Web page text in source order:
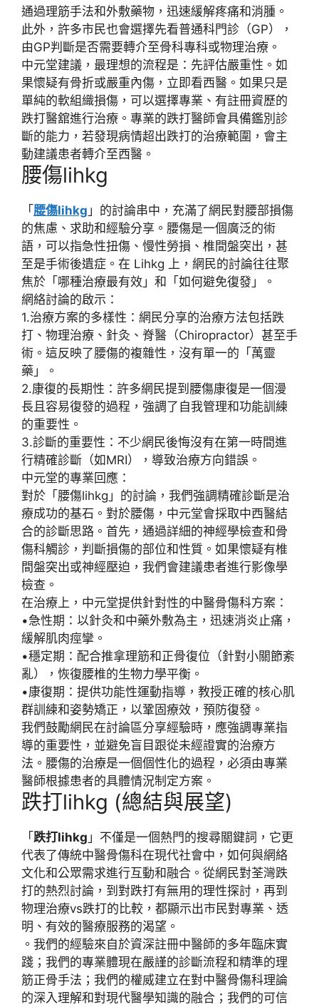
通過理筋手法和外敷藥物 ，迅速緩解疼痛和消腫。
此外，許多市民也會選擇先看普通科門診 （GP），
由GP判斷是否需要轉介至骨科專科或物理治療 。
中元堂建議，最理想的流程是： 先評估嚴重性 。如
果懷疑有骨折或嚴重內傷， 立即看西醫 。如果只是
單純的軟組織損傷，可以選擇專業、有註冊資歷的
跌打醫舘進行治療。專業的跌打醫師會具備鑑別診
斷的能力，若發現病情超出跌打的治療範圍，會主
動建議患者轉介至西醫。
腰傷lihkg
「腰傷lihkg 」的討論串中，充滿了網民對腰部損傷
的焦慮、求助和經驗分享。腰傷是一個廣泛的術
語，可以指急性扭傷、慢性勞損、椎間盤突出 ，甚
至是手術後遺症 。在 Lihkg 上，網民的討論往往聚
焦於「哪種治療最有效 」和「如何避免復發 」。
網絡討論的啟示 ：
1.治療方案的多樣性 ：網民分享的治療方法包括跌
打、物理治療、針灸、脊醫 （Chiropractor）甚至手
術 。這反映了腰傷的複雜性，沒有單一的「萬靈
藥」。
2.康復的長期性 ：許多網民提到腰傷康復是一個漫
長且容易復發的過程，強調了 自我管理和功能訓練
的重要性。
3.診斷的重要性 ：不少網民後悔沒有在第一時間進
行精確診斷 （如MRI），導致治療方向錯誤。
中元堂的專業回應：
對於「腰傷lihkg 」的討論，我們強調精確診斷是治
療成功的基石。對於腰傷， 中元堂會採取中西醫結
合的診斷思路。首先，通過詳細的神經學檢查和骨
傷科觸診 ，判斷損傷的部位和性質。如果懷疑有椎
間盤突出或神經壓迫 ，我們會建議患者進行影像學
檢查 。
在治療上， 中元堂提供針對性的中醫骨傷科方案：
•急性期 ：以針灸和中藥外敷為主，迅速消炎止痛，
緩解肌肉痙攣。
•穩定期 ：配合推拿理筋和正骨復位 （針對小關節紊
亂），恢復腰椎的生物力學平衡。
•康復期 ：提供功能性運動指導 ，教授正確的核心肌
群訓練和姿勢矯正 ，以鞏固療效，預防復發。
我們鼓勵網民在討論區分享經驗時，應強調專業指
導的重要性，並避免盲目跟從未經證實的治療方
法。 腰傷的治療是一個個性化的過程，必須由專業
醫師根據患者的具體情況制定方案。
跌打lihkg (總結與展望)
「跌打lihkg 」不僅是一個熱門的搜尋關鍵詞，它更
代表了傳統中醫骨傷科在現代社會中，如何與網絡
文化和公眾需求進行互動和融合。從網民對荃灣跌
打的熱烈討論，到對跌打有無用的理性探討，再到
物理治療vs跌打的比較，都顯示出市民對專業、透
明、有效的醫療服務的渴望。
。我們的經驗來自於資深註冊中醫師的多年臨床實
踐；我們的專業體現在嚴謹的診斷流程和精準的理
筋正骨手法；我們的權威建立在對中醫骨傷科理論
的深入理解和對現代醫學知識的融合；我們的可信